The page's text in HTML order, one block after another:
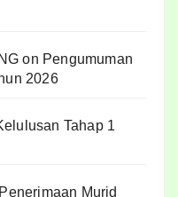
on Pengumuman
2026
Tahap 1
Murid